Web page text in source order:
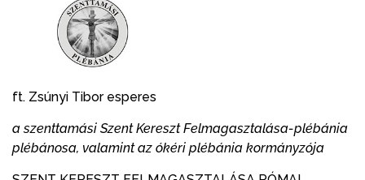
ft. Zsúnyi Tibor esperes
a szenttamási Szent Kereszt Felmagasztalása-plébánia
plébánosa, valamint az ókéri plébánia kormányzója